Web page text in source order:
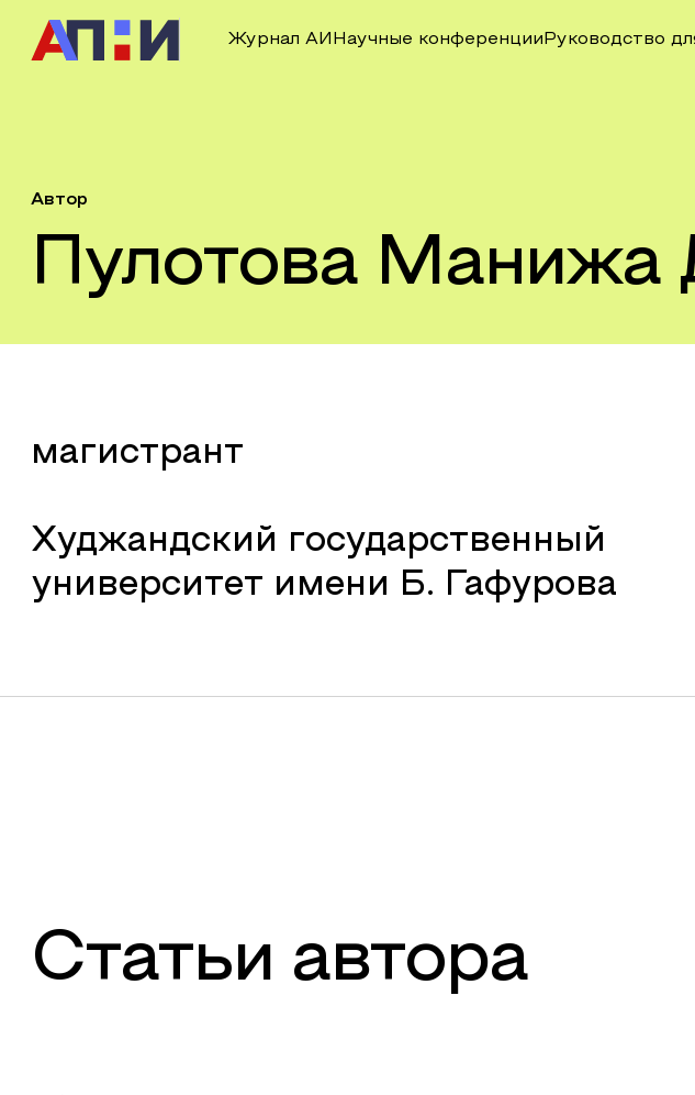
Журнал АИ Научные конференции Руководство
Автор
Пулотова Манижа
магистрант
Худжандский государственный
университет имени Б. Гафурова
Статьи автора